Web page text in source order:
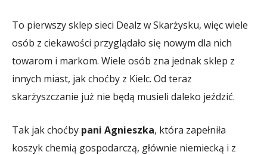
To pierwszy sklep sieci Dealz w Skarżysku, więc wiele
osób z ciekawości przyglądało się nowym dla nich
towarom i markom. Wiele osób zna jednak sklep z
innych miast, jak choćby z Kielc. Od teraz
skarżyszczanie już nie będą musieli daleko jeździć.
Tak jak choćby pani Agnieszka, która zapełniła
koszyk chemią gospodarczą, głównie niemiecką i z